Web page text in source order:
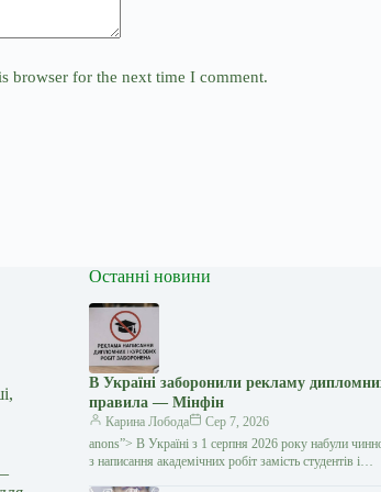
browser for the next time I comment.
Останні новини
В Україні заборонили рекламу
правила — Мінфін
Карина Лобода
Сер 7, 2026
anons”> В Україні з 1 серпня 2026 року набули
з написання академічних робіт замість студентів і…